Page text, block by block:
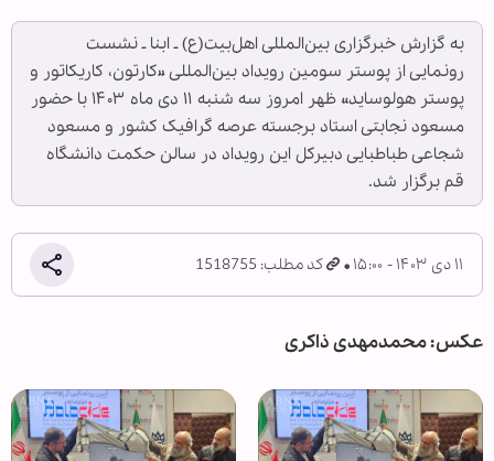
به گزارش خبرگزاری بین‌المللی اهل‌بیت(ع) ـ ابنا ـ نشست
رونمایی از پوستر سومین رویداد بین‌المللی «کارتون، کاریکاتور و
پوستر هولوساید» ظهر امروز سه شنبه ۱۱ دی ماه ۱۴۰۳ با حضور
مسعود نجابتی استاد برجسته عرصه گرافیک کشور و مسعود
شجاعی طباطبایی دبیرکل این رویداد در سالن حکمت دانشگاه
قم برگزار شد.
۱۱ دی ۱۴۰۳ - ۱۵:۰۰ کد مطلب: 1518755
عکس: محمدمهدی ذاکری